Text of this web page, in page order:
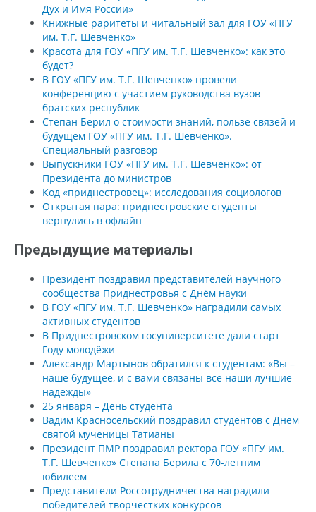
Дух и Имя России»
Книжные раритеты и читальный зал для ГОУ «ПГУ
им. Т.Г. Шевченко»
Красота для ГОУ «ПГУ им. Т.Г. Шевченко»: как это
будет?
В ГОУ «ПГУ им. Т.Г. Шевченко» провели
конференцию с участием руководства вузов
братских республик
Степан Берил о стоимости знаний, пользе связей и
будущем ГОУ «ПГУ им. Т.Г. Шевченко».
Специальный разговор
Выпускники ГОУ «ПГУ им. Т.Г. Шевченко»: от
Президента до министров
Код «приднестровец»: исследования социологов
Открытая пара: приднестровские студенты
вернулись в офлайн
Предыдущие материалы
Президент поздравил представителей научного
сообщества Приднестровья с Днём науки
В ГОУ «ПГУ им. Т.Г. Шевченко» наградили самых
активных студентов
В Приднестровском госуниверситете дали старт
Году молодёжи
Александр Мартынов обратился к студентам: «Вы –
наше будущее, и с вами связаны все наши лучшие
надежды»
25 января – День студента
Вадим Красносельский поздравил студентов с Днём
святой мученицы Татианы
Президент ПМР поздравил ректора ГОУ «ПГУ им.
Т.Г. Шевченко» Степана Берила с 70-летним
юбилеем
Представители Россотрудничества наградили
победителей творчестких конкурсов